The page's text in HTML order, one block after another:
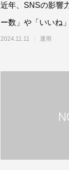
近年、SNSの影響
ー数」や「いいね
ォロワー仕入れサ
2024.11.11 運用